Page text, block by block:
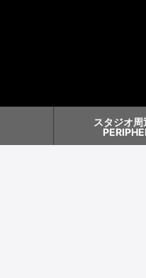
スタジオ周